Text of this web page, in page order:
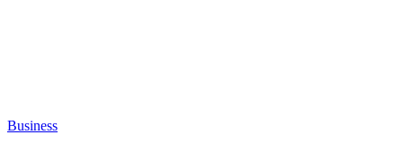
Business